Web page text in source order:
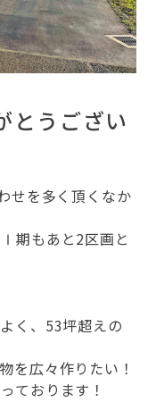
とうござい
せを多く頂くなか
期もあと2区画と
く、53坪超えの
を広々作りたい！
ております！